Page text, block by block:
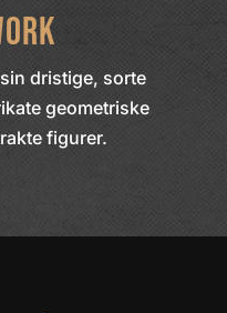
dristige, sorte
geometriske
figurer.